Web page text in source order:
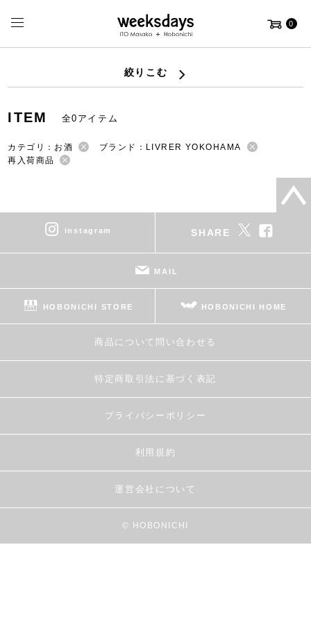
0
絞りこむ
ITEM 全0アイテム
カテゴリ：お酒
ブランド：LIVRER YOKOHAMA
再入荷商品
instagram SHARE
MAIL
HOBONICHI STORE HOBONICHI HOME
商品について問い合わせる
特定商取引法に基づく表記
プライバシーポリシー
利用規約
運営会社について
© HOBONICHI